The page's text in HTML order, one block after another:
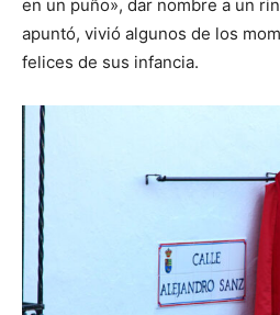
en un puño», dar nombre a un
apuntó, vivió algunos de los
felices de sus infancia.